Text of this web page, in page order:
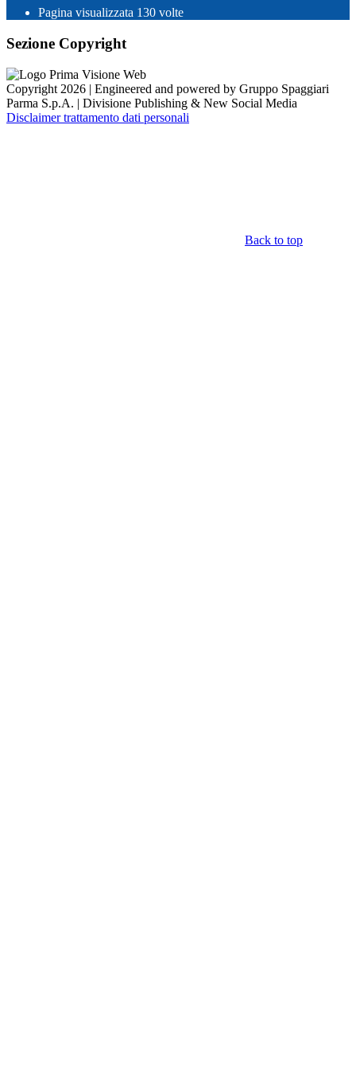
Pagina visualizzata 130 volte
Sezione Copyright
Copyright 2026 | Engineered and powered by Gruppo Spaggiari
Parma S.p.A. | Divisione Publishing & New Social Media
Disclaimer trattamento dati personali
Back to top